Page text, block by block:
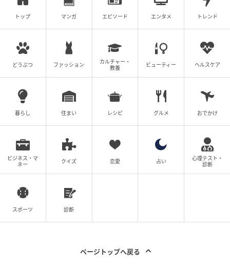
インレッドウェブ
01_襟、ポケット、袖に施されたかぎ針風レースが可愛
トップ マンガ エピソード エンタメ トレンド
どうぶつ ファッション
カルチャー・
教養
ビューティー ヘルスケア
暮らし 住まい レシピ グルメ おでかけ
ビジネス・マ
ネー
クイズ 恋愛 占い
心理テスト・
診断
スポーツ 診断
ページトップへ戻る